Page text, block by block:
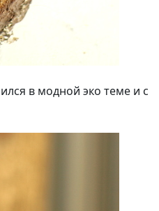
в модной эко теме и с